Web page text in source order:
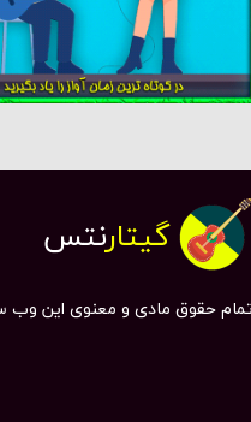
حقوق مادی و معنوی این
گیتارنتس